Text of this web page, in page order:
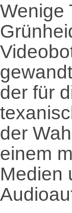
Wenige
der für
der
einem
Medien